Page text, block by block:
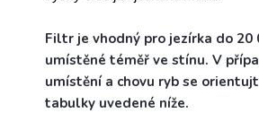
Filtr je vhodný pro jezírka do 20
umístěné téměř ve stínu. V
umístění a chovu ryb se
tabulky uvedené níže.